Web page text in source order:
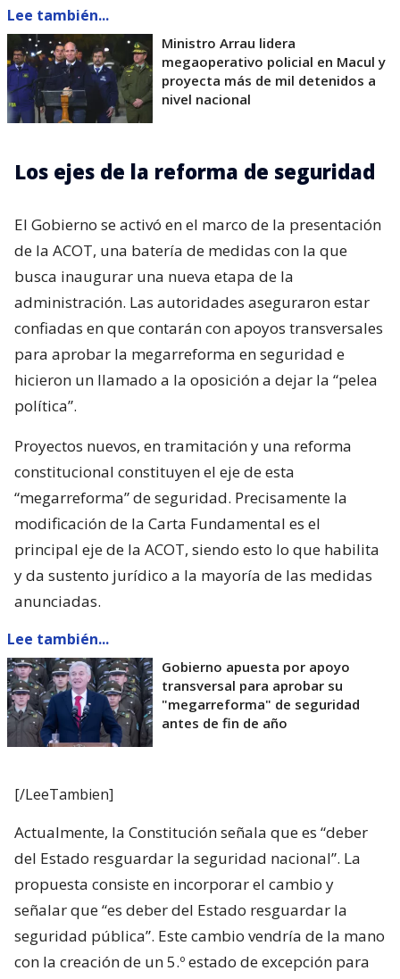
Lee también...
Ministro Arrau lidera
megaoperativo policial en Macul y
proyecta más de mil detenidos a
nivel nacional
Los ejes de la reforma de seguridad
El Gobierno se activó en el marco de la presentación
de la ACOT, una batería de medidas con la que
busca inaugurar una nueva etapa de la
administración. Las autoridades aseguraron estar
confiadas en que contarán con apoyos transversales
para aprobar la megarreforma en seguridad e
hicieron un llamado a la oposición a dejar la “pelea
política”.
Proyectos nuevos, en tramitación y una reforma
constitucional constituyen el eje de esta
“megarreforma” de seguridad. Precisamente la
modificación de la Carta Fundamental es el
principal eje de la ACOT, siendo esto lo que habilita
y da sustento jurídico a la mayoría de las medidas
anunciadas.
Lee también...
Gobierno apuesta por apoyo
transversal para aprobar su
"megarreforma" de seguridad
antes de fin de año
[/LeeTambien]
Actualmente, la Constitución señala que es “deber
del Estado resguardar la seguridad nacional”. La
propuesta consiste en incorporar el cambio y
señalar que “es deber del Estado resguardar la
seguridad pública”. Este cambio vendría de la mano
con la creación de un 5.º estado de excepción para